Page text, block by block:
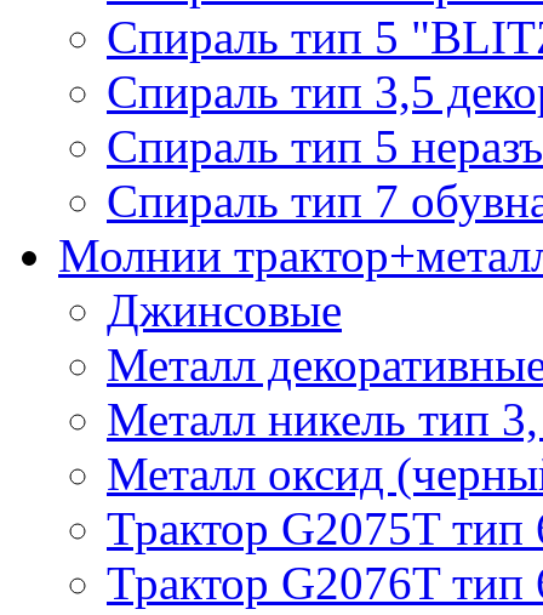
Спираль тип 5
Спираль тип 3,5
Спираль тип 5
Спираль тип 7
Молнии
Джинсовые
Металл
Металл никель тип
Металл оксид
Трактор G2075T тип
Трактор G2076T тип